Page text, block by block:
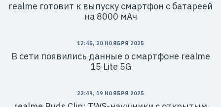
realme готовит к выпуску смартфон с батареей
на 8000 мАч
12:45, 20 НОЯБРЯ 2025
В сети появились данные о смартфоне realme
15 Lite 5G
22:49, 19 НОЯБРЯ 2025